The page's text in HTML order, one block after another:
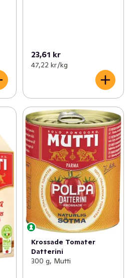
23,61 kr
47,22 kr /kg
Krossade Tomater
Datterini
300 g, Mutti